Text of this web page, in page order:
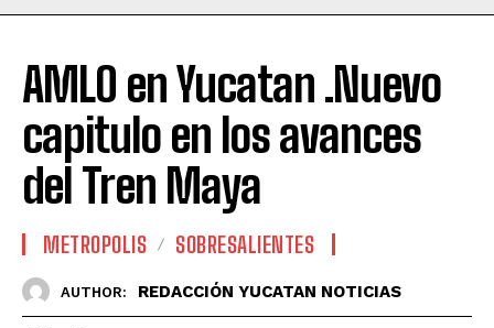
AMLO en Yucatan .Nuevo
capitulo en los avances
del Tren Maya
METROPOLIS SOBRESALIENTES
AUTHOR: REDACCIÓN YUCATAN NOTICIAS